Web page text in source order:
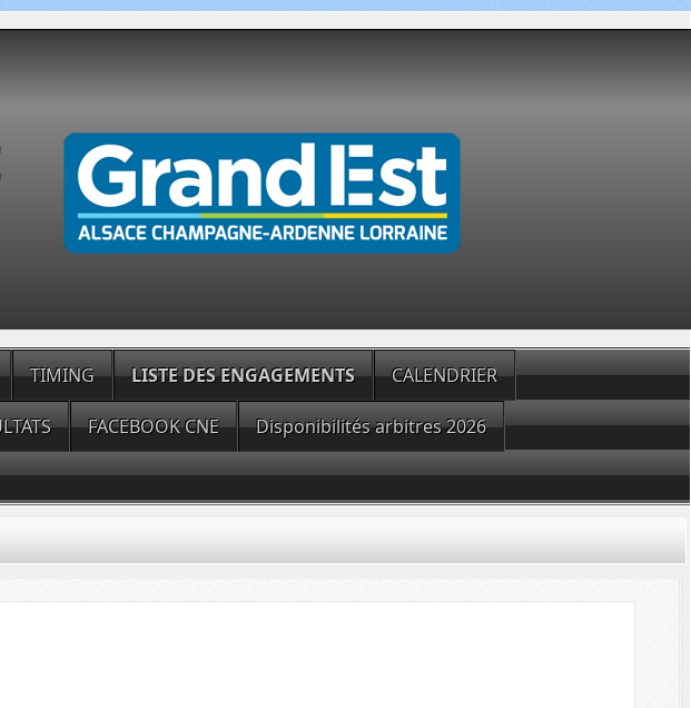
TIMING LISTE DES ENGAGEMENTS CALENDRIER
FACEBOOK CNE Disponibilités arbitres 2026